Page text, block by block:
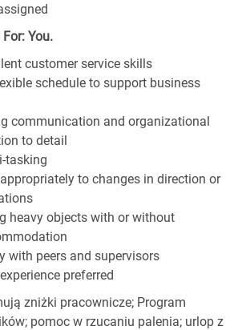
For: You.
customer service skills
schedule to support business
communication and organizational
to detail
tasking
to changes in direction or
heavy objects with or without
with peers and supervisors
preferred
zniżki pracownicze; Program
pomoc w rzucaniu palenia; urlop z